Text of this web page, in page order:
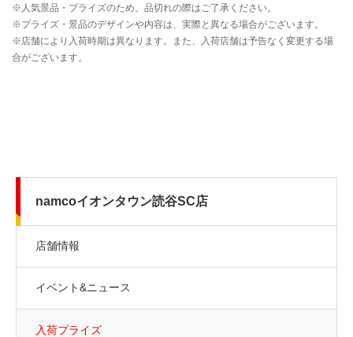
namcoイオンタウン読谷SC店
店舗情報
イベント&ニュース
入荷プライズ